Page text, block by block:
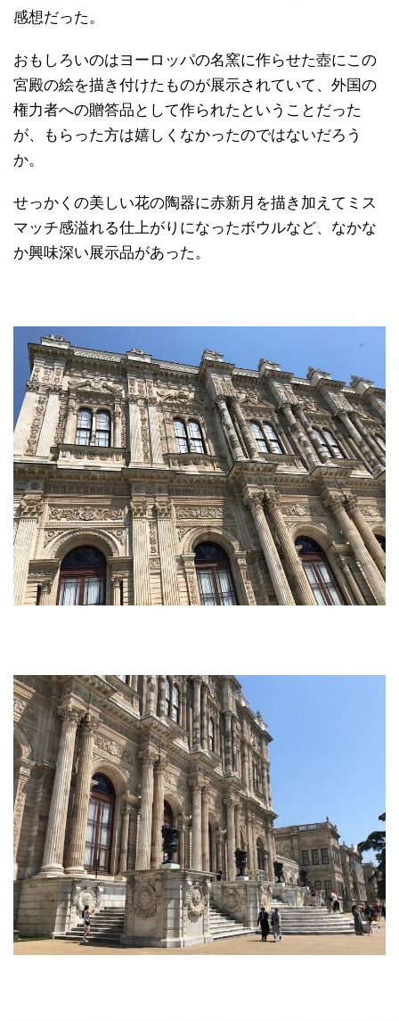
感想だった。
おもしろいのはヨーロッパの名窯に作らせた壺にこの
宮殿の絵を描き付けたものが展示されていて、外国の
権力者への贈答品として作られたということだった
が、もらった方は嬉しくなかったのではないだろう
か。
せっかくの美しい花の陶器に赤新月を描き加えてミス
マッチ感溢れる仕上がりになったボウルなど、なかな
か興味深い展示品があった。